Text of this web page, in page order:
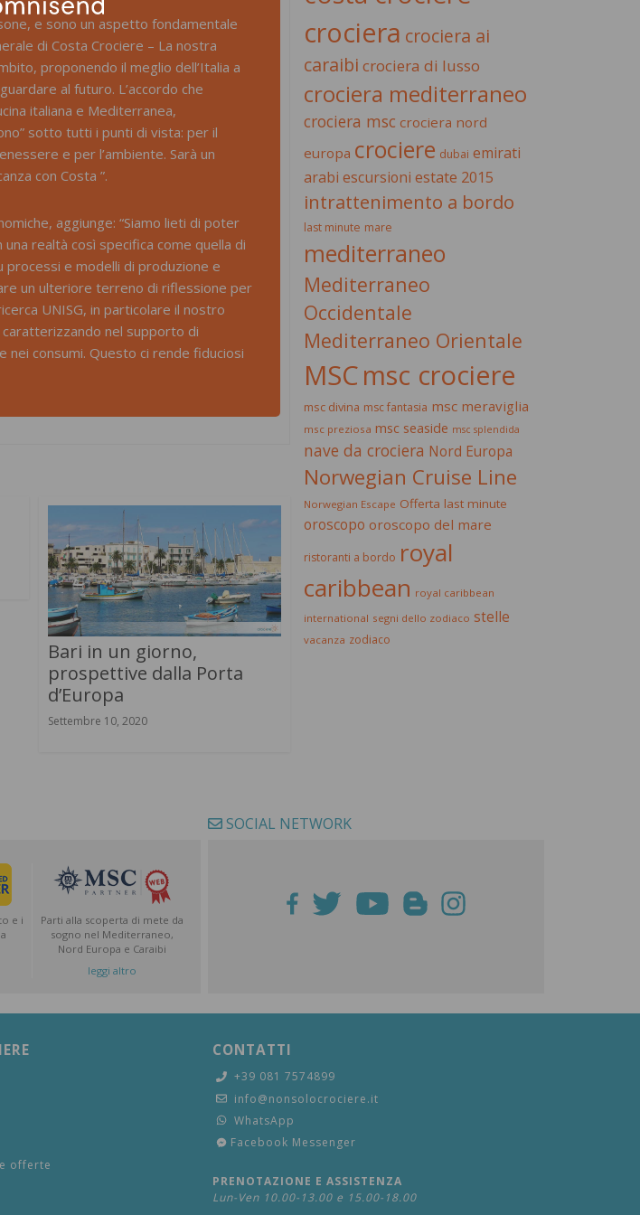
e sono un aspetto fondamentale
di Costa Crociere – La nostra
proponendo il meglio dell’Italia a
al futuro. L’accordo che
italiana e Mediterranea,
sotto tutti i punti di vista: per il
e per l’ambiente. Sarà un
con Costa ”.
aggiunge: “Siamo lieti di poter
realtà così specifica come quella di
processi e modelli di produzione e
un ulteriore terreno di riflessione per
UNISG, in particolare il nostro
caratterizzando nel supporto di
consumi. Questo ci rende fiduciosi
Bari in un giorno,
prospettive dalla Porta
d’Europa
Settembre 10, 2020
crociera crociera ai
caraibi crociera di lusso
crociera mediterraneo
crociera msc crociera nord
europa crociere dubai emirati
arabi escursioni estate 2015
intrattenimento a bordo
last minute mare
mediterraneo
Mediterraneo
Occidentale
Mediterraneo Orientale
MSCmsc crociere
msc divina msc fantasia msc meraviglia
msc preziosa msc seaside msc splendida
nave da crociera Nord Europa
Norwegian Cruise Line
Norwegian Escape Offerta last minute
oroscopo oroscopo del mare
ristoranti a bordo royal
caribbean royal caribbean
international segni dello zodiaco stelle
vacanza zodiaco
e i
Parti alla scoperta di mete da
sogno nel Mediterraneo,
Nord Europa e Caraibi
leggi altro
SOCIAL NETWORK
offerte
CONTATTI
+39 081 7574899
info@nonsolocrociere.it
WhatsApp
Facebook Messenger
PRENOTAZIONE E ASSISTENZA
Lun-Ven 10.00-13.00 e 15.00-18.00